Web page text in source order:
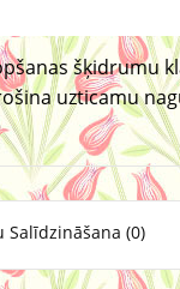
šķidrumu
uzticamu
Salīdzināšana (0)